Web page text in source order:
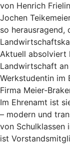
von Henrich
Jochen
so herausragend,
Aktuell absolviert
Landwirtschaft
Werkstudentin im
Firma Meier-
Im Ehrenamt ist
– modern und
von Schulklassen
ist